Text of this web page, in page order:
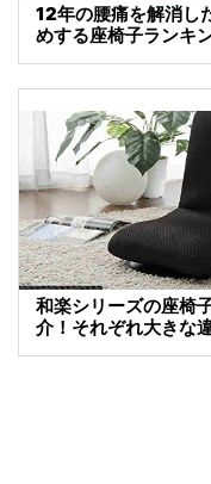
12年の腰痛を解消し
めする座椅子ランキ
和楽シリーズの座椅
介！それぞれ大きな